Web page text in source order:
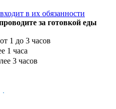
в их обязанности
за готовкой еды
1 до 3 часов
1 часа
3 часов